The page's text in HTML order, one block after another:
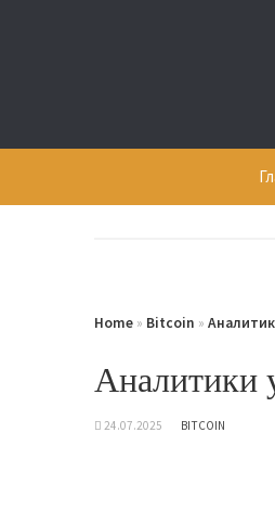
Home » Bitcoin »
Аналитики
24.07.2025 BITCOIN